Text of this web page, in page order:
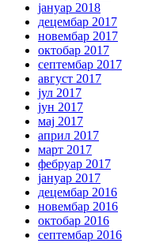
јануар 2018
децембар 2017
новембар 2017
октобар 2017
септембар 2017
август 2017
јул 2017
јун 2017
мај 2017
април 2017
март 2017
фебруар 2017
јануар 2017
децембар 2016
новембар 2016
октобар 2016
септембар 2016